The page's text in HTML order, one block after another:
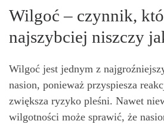
Wilgoć – czynnik,
najszybciej niszczy
Wilgoć jest jednym z
nasion, ponieważ przyspiesza
zwiększa ryzyko pleśni. Nawet
wilgotności może sprawić, że